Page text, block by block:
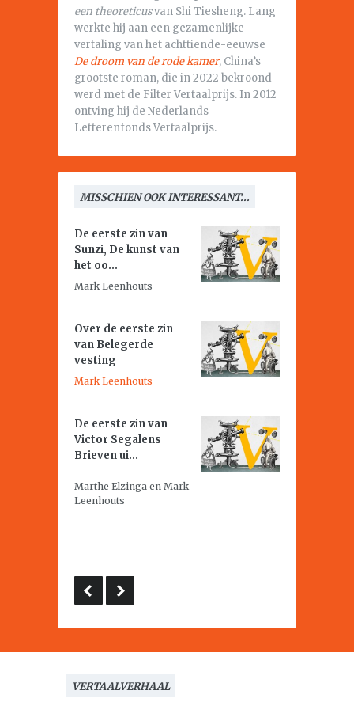
een theoreticusvan Shi Tiesheng. Lang
werkte hij aan een gezamenlijke
vertaling van het achttiende-eeuwse
De droom van de rode kamer, China’s
grootste roman, die in 2022 bekroond
werd met de Filter Vertaalprijs. In 2012
ontving hij de Nederlands
Letterenfonds Vertaalprijs.
MISSCHIEN OOK INTERESSANT...
De eerste zin van
Sunzi, De kunst van
het oo...
Mark Leenhouts
Over de eerste zin
van Belegerde
vesting
Mark Leenhouts
De eerste zin van
Victor Segalens
Brieven ui...
Marthe Elzinga en Mark
Leenhouts
VERTAALVERHAAL